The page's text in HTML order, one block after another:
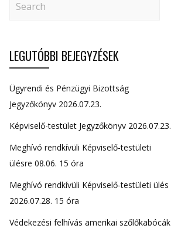
LEGUTÓBBI BEJEGYZÉSEK
Ügyrendi és Pénzügyi Bizottság
Jegyzőkönyv 2026.07.23.
Képviselő-testület Jegyzőkönyv 2026.07.23.
Meghívó rendkívüli Képviselő-testületi
ülésre 08.06. 15 óra
Meghívó rendkívüli Képviselő-testületi ülés
2026.07.28. 15 óra
Védekezési felhívás amerikai szőlőkabócák